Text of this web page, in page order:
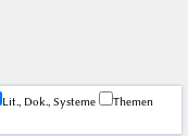
Lit., Dok., Systeme
Themen